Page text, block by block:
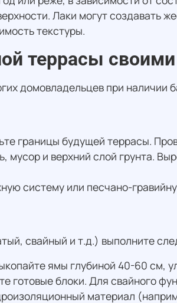
Лаки могут создавать
текстуры.
террасы
домовладельцев при наличии
границы будущей террасы.
мусор и верхний слой грунта.
систему или песчано-
свайный и т.д.) выполните
ямы глубиной 40-60 см,
готовые блоки. Для свайного
материал